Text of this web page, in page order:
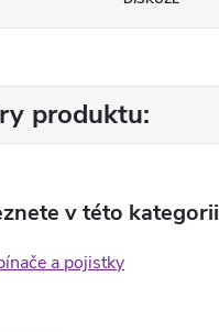
produktu:
v této kategorii
a pojistky